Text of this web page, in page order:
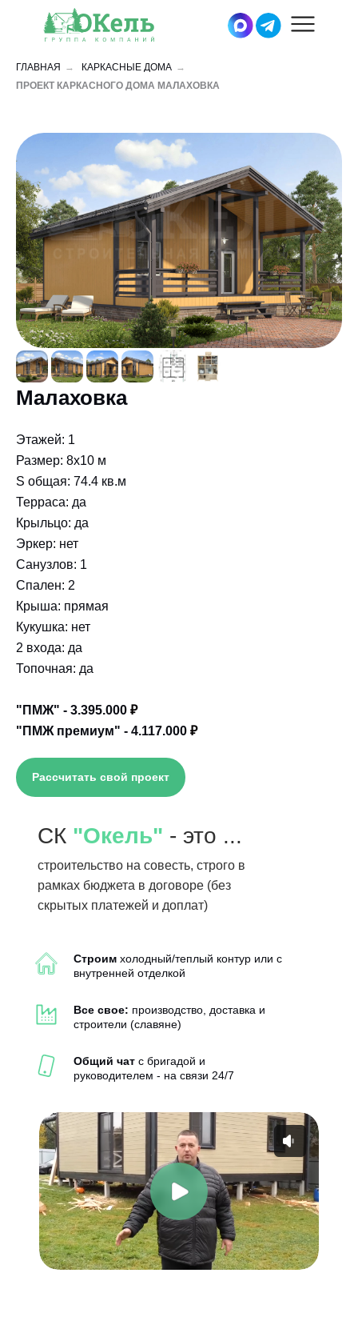
ГЛАВНАЯ → КАРКАСНЫЕ ДОМА →
ПРОЕКТ КАРКАСНОГО ДОМА МАЛАХОВКА
Малаховка
Этажей: 1
Размер: 8x10 м
S общая: 74.4 кв.м
Терраса: да
Крыльцо: да
Эркер: нет
Санузлов: 1
Спален: 2
Крыша: прямая
Кукушка: нет
2 входа: да
Топочная: да
"ПМЖ" - 3.395.000 ₽
"ПМЖ премиум" - 4.117.000 ₽
Рассчитать свой проект
СК "Окель" - это ...
строительство на совесть, строго в
рамках бюджета в договоре (без
скрытых платежей и доплат)
Строим холодный/теплый контур или с
внутренней отделкой
Все свое: производство, доставка и
строители (славяне)
Общий чат с бригадой и
руководителем - на связи 24/7